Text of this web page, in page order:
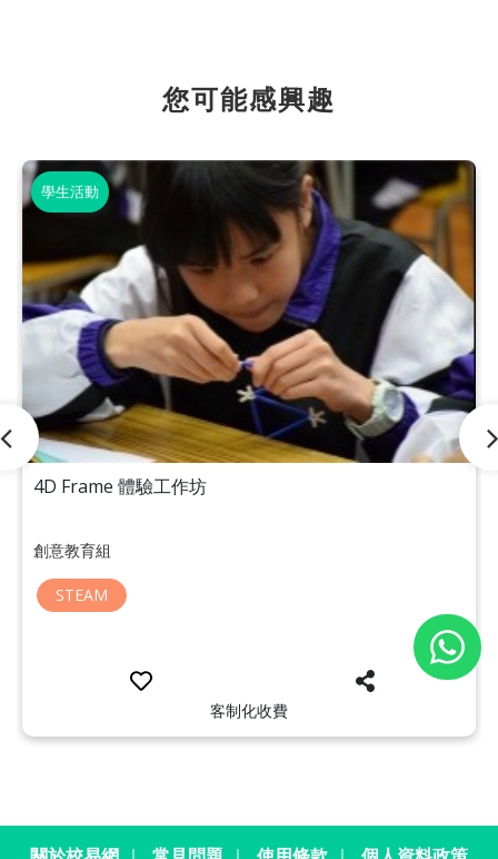
您可能感興趣
學生活動
4D Frame 體驗工作坊
創意教育組
STEAM
客制化收費